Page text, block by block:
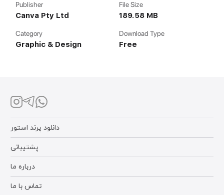
Publisher
Canva Pty Ltd
File Size
189.58 MB
Category
Graphic & Design
Download Type
Free
تماس با ما
درباره ما
پشتیبانی
دانلود پرند استور